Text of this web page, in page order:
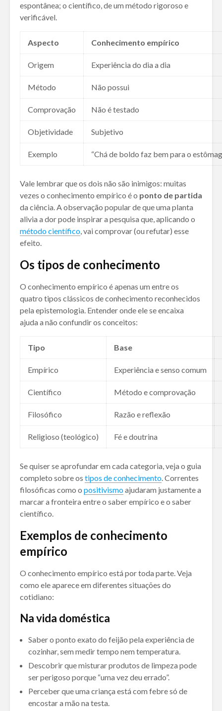
espontânea; o científico, de um método rigoroso e
verificável.
Aspecto Conhecimento empírico
Origem Experiência do dia a dia
Método Não possui
Comprovação Não é testado
Objetividade Subjetivo
Exemplo “Chá de boldo faz bem para o
Vale lembrar que os dois não são inimigos: muitas
vezes o conhecimento empírico é o ponto de partida
da ciência. A observação popular de que uma planta
alivia a dor pode inspirar a pesquisa que, aplicando o
método científico, vai comprovar (ou refutar) esse
efeito.
Os tipos de conhecimento
O conhecimento empírico é apenas um entre os
quatro tipos clássicos de conhecimento reconhecidos
pela epistemologia. Entender onde ele se encaixa
ajuda a não confundir os conceitos:
Tipo Base
Empírico Experiência e senso comum
Científico Método e comprovação
Filosófico Razão e reflexão
Religioso (teológico) Fé e doutrina
Se quiser se aprofundar em cada categoria, veja o guia
completo sobre os tipos de conhecimento. Correntes
filosóficas como o positivismoajudaram justamente a
marcar a fronteira entre o saber empírico e o saber
científico.
Exemplos de conhecimento
empírico
O conhecimento empírico está por toda parte. Veja
como ele aparece em diferentes situações do
cotidiano:
Na vida doméstica
Saber o ponto exato do feijão pela experiência de
cozinhar, sem medir tempo nem temperatura.
Descobrir que misturar produtos de limpeza pode
ser perigoso porque “uma vez deu errado”.
Perceber que uma criança está com febre só de
encostar a mão na testa.